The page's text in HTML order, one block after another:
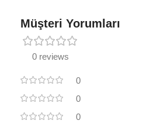
Müşteri Yorumları
0 reviews
0
0
0